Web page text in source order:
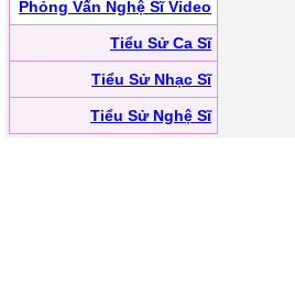
Phỏng Vấn Nghệ Sĩ Video
Tiểu Sử Ca Sĩ
Tiểu Sử Nhạc Sĩ
Tiểu Sử Nghệ Sĩ